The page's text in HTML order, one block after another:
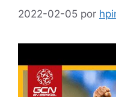
2022-02-05 por